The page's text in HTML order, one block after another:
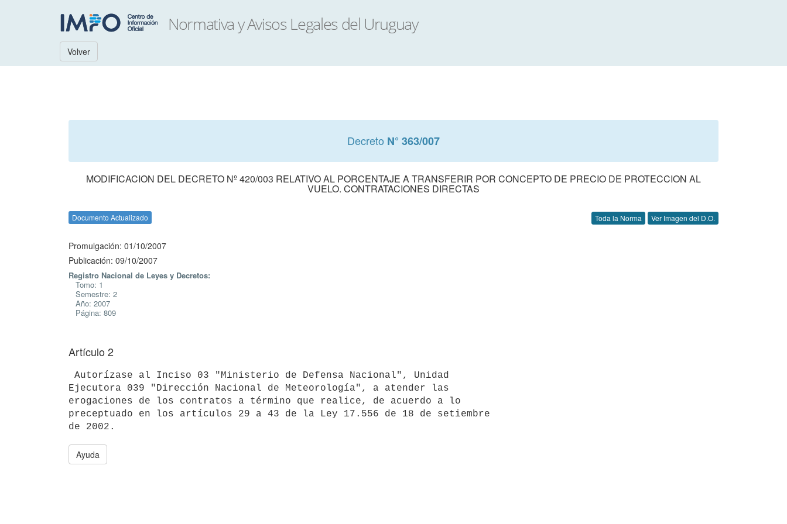
Volver
Decreto N° 363/007
MODIFICACION DEL DECRETO Nº 420/003 RELATIVO AL PORCENTAJE A TRANSFERIR POR CONCEPTO DE PRECIO DE PROTECCION AL
VUELO. CONTRATACIONES DIRECTAS
Documento Actualizado Toda la Norma Ver Imagen del D.O.
Promulgación: 01/10/2007
Publicación: 09/10/2007
Registro Nacional de Leyes y Decretos:
Tomo: 1
Semestre: 2
Año: 2007
Página: 809
Artículo 2
Ejecutora 039 "Dirección Nacional de Meteorología", a atender las
erogaciones de los contratos a término que realice, de acuerdo a lo
preceptuado en los artículos 29 a 43 de la Ley 17.556 de 18 de setiembre
Ayuda